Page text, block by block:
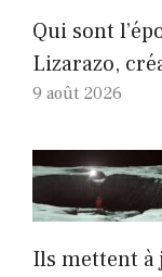
Qui sont
Lizarazo,
9 août 2026
Ils mettent à